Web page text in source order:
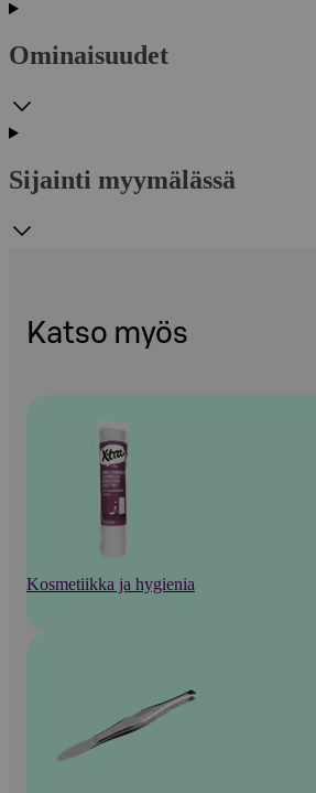
Ominaisuudet
Sijainti myymälässä
Katso myös
Kosmetiikka ja hygienia